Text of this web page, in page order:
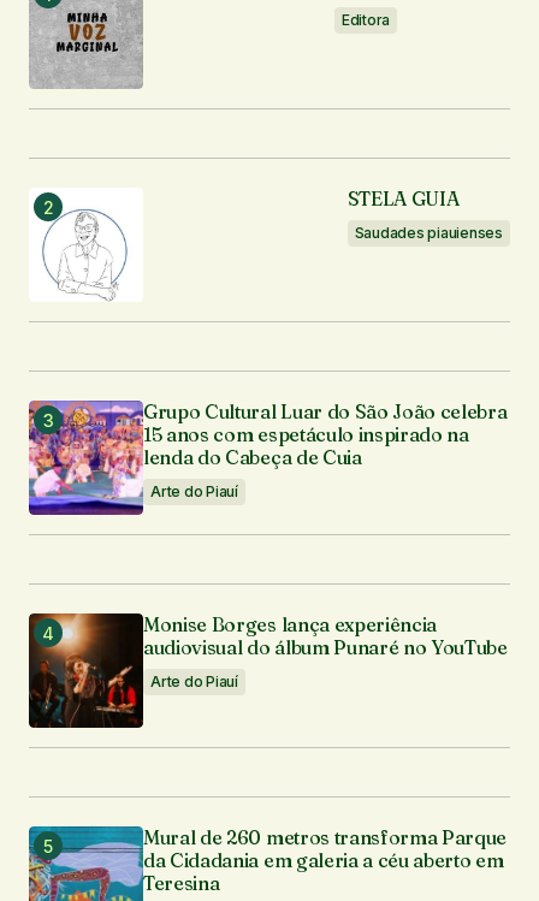
Editora
STELA GUIA
Saudades piauienses
Grupo Cultural Luar do São João celebra
15 anos com espetáculo inspirado na
lenda do Cabeça de Cuia
Arte do Piauí
Monise Borges lança experiência
audiovisual do álbum Punaré no YouTube
Arte do Piauí
Mural de 260 metros transforma Parque
da Cidadania em galeria a céu aberto em
Teresina